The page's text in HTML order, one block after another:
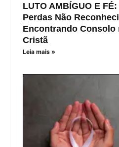
LUTO AMBÍGUO E
Perdas Não
Encontrando
Cristã
Leia mais »